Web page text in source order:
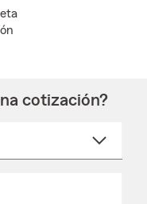
cotización?